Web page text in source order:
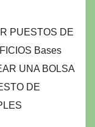
PUESTOS DE
Bases
UNA BOLSA
DE